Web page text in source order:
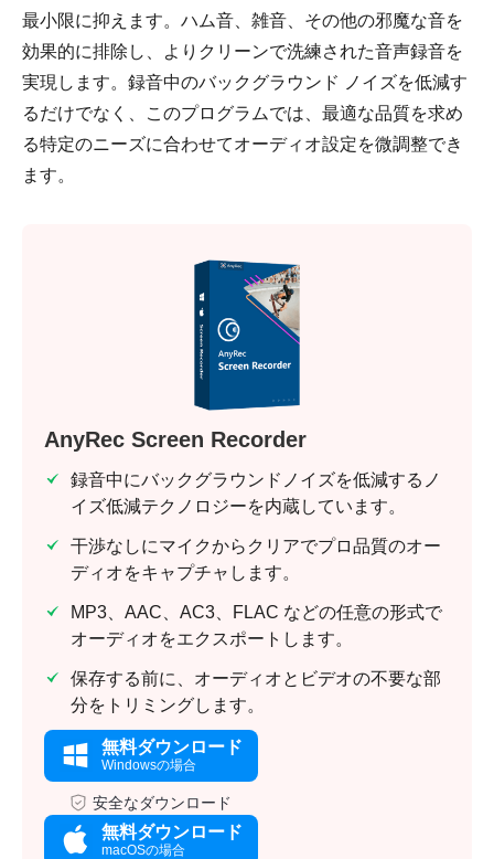
最小限に抑えます。ハム音、雑音、その他の邪魔な音を
効果的に排除し、よりクリーンで洗練された音声録音を
実現します。録音中のバックグラウンド ノイズを低減す
るだけでなく、このプログラムでは、最適な品質を求め
る特定のニーズに合わせてオーディオ設定を微調整でき
ます。
AnyRec Screen Recorder
録音中にバックグラウンドノイズを低減するノ
イズ低減テクノロジーを内蔵しています。
干渉なしにマイクからクリアでプロ品質のオー
ディオをキャプチャします。
MP3、AAC、AC3、FLAC などの任意の形式で
オーディオをエクスポートします。
保存する前に、オーディオとビデオの不要な部
分をトリミングします。
無料ダウンロード
Windowsの場合
安全なダウンロード
無料ダウンロード
macOSの場合